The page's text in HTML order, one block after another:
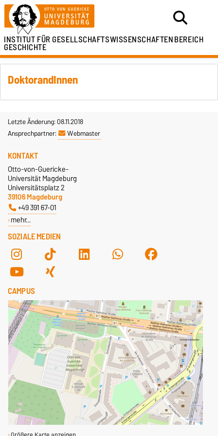
INSTITUT FÜRGESELLSCHAFTSWISSENSCHAFTENBEREICH
GESCHICHTE
DoktorandInnen
Letzte Änderung: 08.11.2018
Ansprechpartner:
Webmaster
SOZIALE MEDIEN
KONTAKT
Otto-von-Guericke-
Universität Magdeburg
Universitätsplatz 2
39106 Magdeburg
+49 391 67-01
mehr…
CAMPUS